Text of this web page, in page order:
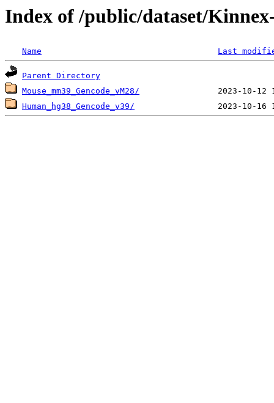
Index of /public/dataset/
Name Last
Parent Directory
Mouse_mm39_Gencode_vM28/
Human_hg38_Gencode_v39/